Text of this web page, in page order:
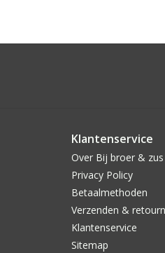
Klantenservice
Over Bij broer & zus
Privacy Policy
Betaalmethoden
Verzenden &
Klantenservice
Sitemap